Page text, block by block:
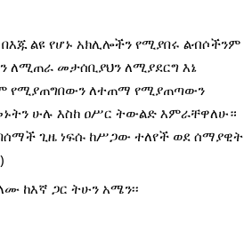
ልዩ የሆኑ አክሊሎችን የሚያበሩ ልብሶችንም
ለሚጠራ መታሰቢያህን ለሚያደርግ እኔ
የሚያጠግበውን ለተጠማ የሚያጠጣውን
ሁሉ እስከ ዐሥር ትውልድ እምራቸዋለሁ።
ጊዜ ነፍሱ ከሥጋው ተለየች ወደ ሰማያዊት
ከእኛ ጋር ትሁን አሜን፡፡